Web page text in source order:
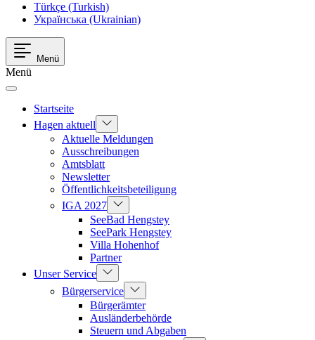
Türkçe (Turkish)
Українська (Ukrainian)
Menü
Menü
Startseite
Hagen aktuell
Aktuelle Meldungen
Ausschreibungen
Amtsblatt
Newsletter
Öffentlichkeitsbeteiligung
IGA 2027
SeeBad Hengstey
SeePark Hengstey
Villa Hohenhof
Partner
Unser Service
Bürgerservice
Bürgerämter
Ausländerbehörde
Steuern und Abgaben